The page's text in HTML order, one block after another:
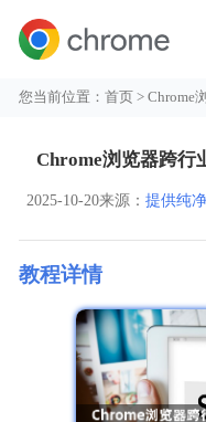
您当前位置：首页 > Chrome
Chrome浏览器跨行
2025-10-20来源： 提供纯
教程详情